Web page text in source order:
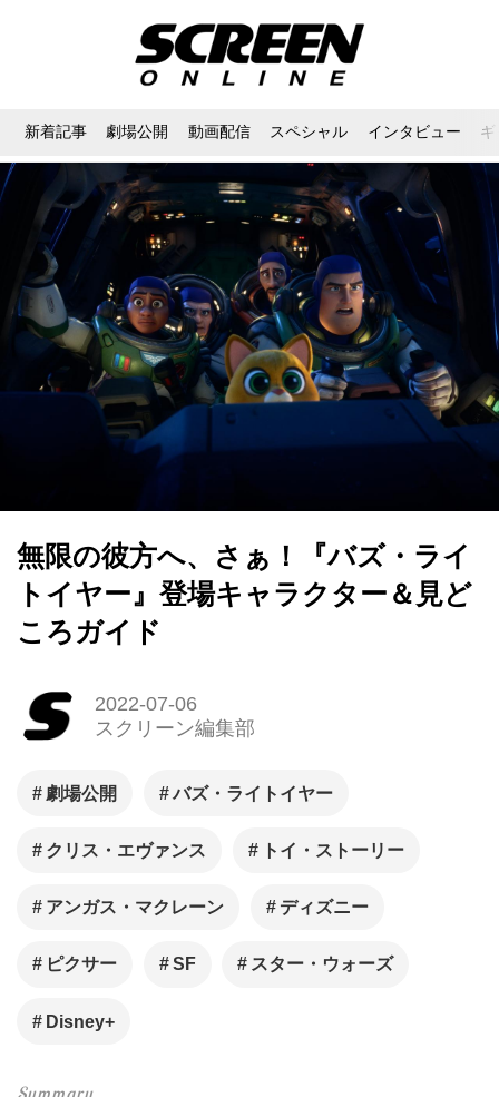
新着記事 劇場公開 動画配信 スペシャル インタビュー
無限の彼方へ、さぁ！『バズ・ライ
トイヤー』登場キャラクター＆見ど
ころガイド
2022-07-06
スクリーン編集部
劇場公開 バズ・ライトイヤー
クリス・エヴァンス トイ・ストーリー
アンガス・マクレーン ディズニー
ピクサー SF スター・ウォーズ
Disney+